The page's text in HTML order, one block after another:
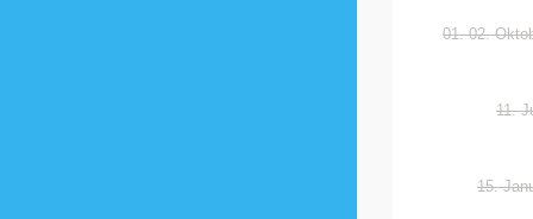
01.-02.
11.
15.